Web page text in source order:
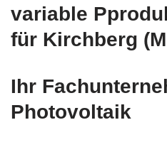
variable
für Kirchberg
Ihr
Photovoltaik